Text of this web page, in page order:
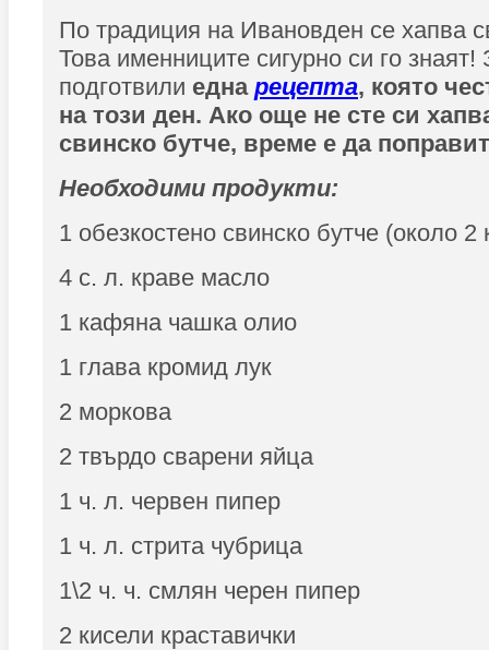
По традиция на Ивановден се хапва
Това именниците сигурно си го знаят!
подготвили една рецепта, която
на този ден. Ако още не сте си
свинско бутче, време е да
Необходими продукти:
1 обезкостено свинско бутче (около 2
4 с. л. краве масло
1 кафяна чашка олио
1 глава кромид лук
2 моркова
2 твърдо сварени яйца
1 ч. л. червен пипер
1 ч. л. стрита чубрица
1\2 ч. ч. смлян черен пипер
2 кисели краставички